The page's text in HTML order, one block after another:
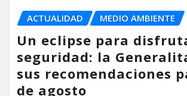
ACTUALIDAD MEDIO AMBIENTE
Un eclipse para
seguridad: la
sus recomendaciones
de agosto